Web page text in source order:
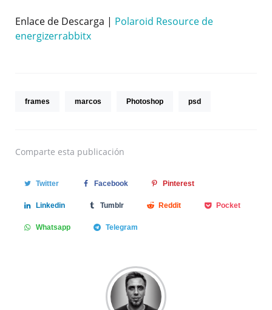
Enlace de Descarga | Polaroid Resource de
energizerrabbitx
frames marcos Photoshop psd
Comparte esta publicación
Twitter Facebook Pinterest
Linkedin Tumblr Reddit Pocket
Whatsapp Telegram